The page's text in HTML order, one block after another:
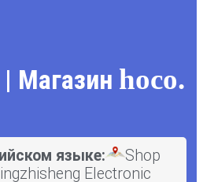
| Магазин hoco.
языке:
Shop
Electronic